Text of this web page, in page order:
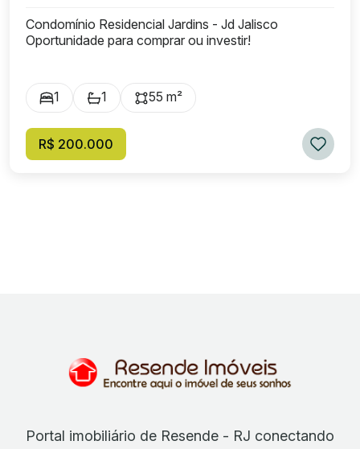
Condomínio Residencial Jardins - Jd Jalisco
Oportunidade para comprar ou investir!
1 1 55 m²
R$ 200.000
Portal imobiliário de Resende - RJ conectando